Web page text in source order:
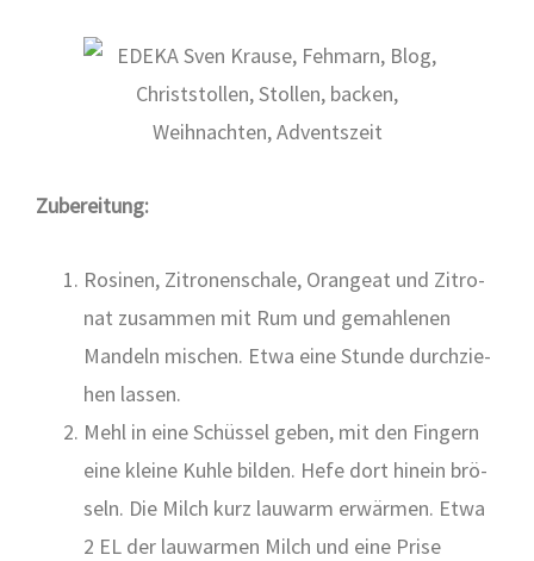
Zube­rei­tung:
Rosi­nen, Zitro­nen­scha­le, Oran­geat und Zitro­
nat zusam­men mit Rum und gemah­le­nen
Man­deln mischen. Etwa eine Stun­de durch­zie­
hen las­sen.
Mehl in eine Schüs­sel geben, mit den Fin­gern
eine klei­ne Kuh­le bil­den. Hefe dort hin­ein brö­
seln. Die Milch kurz lau­warm erwär­men. Etwa
2 EL der lau­war­men Milch und eine Pri­se